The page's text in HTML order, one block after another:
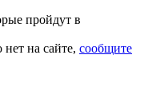
пройдут в
на сайте, сообщите